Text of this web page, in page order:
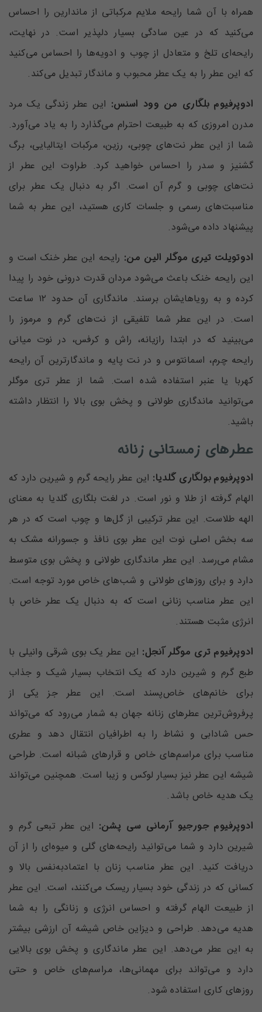
همراه با آن شما رایحه ملایم مرکباتی از ماندارین را احساس
می‌کنید که در عین سادگی بسیار دلپذیر است. در نهایت،
رایحه‌ای تلخ و متعادل از چوب و ادویه‌ها را احساس می‌کنید
که این عطر را به یک عطر محبوب و ماندگار تبدیل می‌کند.
ادوپرفیوم بلگاری من وود اسنس: این عطر زندگی یک مرد
مدرن امروزی که به طبیعت احترام می‌گذارد را به یاد می‌آورد.
شما از این عطر نت‌های چوبی، رزین، مرکبات ایتالیایی، برگ
گشنیز و سدر را احساس خواهید کرد. طراوت این عطر از
نت‌های چوبی و گرم آن است. اگر به دنبال یک عطر برای
مناسبت‌های رسمی و جلسات کاری‌ هستید، این عطر به شما
پیشنهاد داده می‌شود.
ادوتویلت تیری موگلر الین من: رایحه این عطر‌ خنک است و
این رایحه خنک باعث می‌شود مردان قدرت درونی خود را پیدا
کرده و به رویاهایشان برسند. ماندگاری آن حدود ۱۲ ساعت
است. در این عطر شما تلفیقی از نت‌های گرم و مرموز را
می‌بینید که در ابتدا رازیانه، راش و کرفس، در نوت میانی
رایحه چرم، اسمانتوس و در نت پایه و ماندگارترین آن رایحه
کهربا یا عنبر استفاده شده است. شما از عطر تری موگلر
می‌توانید ماندگاری طولانی و پخش بوی بالا را انتظار داشته
باشید.
عطرهای زمستانی زنانه
ادوپرفیوم بولگاری گلدیا: این عطر‌ رایحه گرم و شیرین دارد که
الهام گرفته از طلا و نور است. در لغت بلگاری گلدیا به معنای
الهه طلاست. این عطر ترکیبی از گل‌‌ها و چوب‌ است که در هر
سه بخش اصلی نوت این عطر‌ بوی نافذ و جسورانه مشک به
مشام می‌رسد. این عطر ماندگاری طولانی و پخش بوی متوسط
دارد و برای روزهای طولانی و شب‌های خاص مورد توجه است.
این عطر مناسب زنانی است که به دنبال یک عطر خاص با
انرژی مثبت هستند.
ادوپرفیوم تری موگلر آنجل: این عطر‌ یک بوی شرقی وانیلی با
طبع گرم و شیرین دارد که یک انتخاب بسیار شیک و جذاب
برای خانم‌های خاص‌پسند است. این عطر‌ جز یکی از
پرفروش‌ترین عطرهای زنانه جهان به شمار می‌رود که می‌تواند
حس شادابی و نشاط را به اطرافیان انتقال دهد و عطر‌ی
مناسب برای مراسم‌های خاص و قرارهای شبانه است. طراحی
شیشه این عطر نیز بسیار لوکس و زیبا است. همچنین می‌تواند
یک هدیه خاص باشد.
ادوپرفیوم جورجیو آرمانی سی پشن: این عطر تبعی گرم و
شیرین دارد و شما می‌توانید رایحه‌های گلی و میوه‌ای را از آن
دریافت کنید. این عطر مناسب زنان با اعتماد‌به‌نفس بالا و
کسانی که در زندگی خود بسیار ریسک می‌کنند، است. این عطر
از طبیعت الهام گرفته و احساس انرژی و زنانگی را به شما
هدیه می‌دهد. طراحی و دیزاین خاص شیشه آن ارزشی بیشتر
به این عطر می‌دهد. این عطر ماندگاری و پخش بوی بالایی
دارد و می‌تواند برای مهمانی‌ها، مراسم‌های خاص و حتی
روزهای کاری استفاده شود.